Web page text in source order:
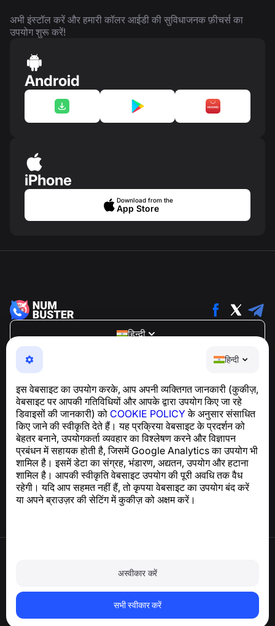
हिन्दी
इस वेबसाइट का उपयोग करके, आप अपनी व्यक्तिगत जानकारी (कुकीज़,
वेबसाइट पर आपकी गतिविधियों और आपके द्वारा उपयोग किए जा रहे
डिवाइसों की जानकारी) को COOKIE POLICYके अनुसार संसाधित
किए जाने की स्वीकृति देते हैं। यह प्रक्रिया वेबसाइट के प्रदर्शन को
बेहतर बनाने, उपयोगकर्ता व्यवहार का विश्लेषण करने और विज्ञापन
प्रबंधन में सहायक होती है, जिसमें Google Analytics का उपयोग भी
शामिल है। इसमें डेटा का संग्रह, भंडारण, अद्यतन, उपयोग और हटाना
शामिल है। आपकी स्वीकृति वेबसाइट उपयोग की पूरी अवधि तक वैध
रहेगी। यदि आप सहमत नहीं हैं, तो कृपया वेबसाइट का उपयोग बंद करें
या अपने ब्राउज़र की सेटिंग में कुकीज़ को अक्षम करें।
अस्वीकार करें
सभी स्वीकार करें
अभी इंस्टॉल करें और हमारी कॉलर आईडी की सुविधाजनक फ़ीचर्स का
उपयोग शुरू करें!
Android
iPhone
Download from the
App Store
हिन्दी
NumBuster © 2013—2026 ·
support@numbuster.com
एक उपयोग में आसान ऐप जो आपको फोन घोटालों, स्पैम और अवांछित संदेशों
GDPR अनुपालन से संबंधित पूछताछ के लिए:
support@numbuster.com
सहायता केंद्र
समाचार और लेख
परियोजना के बारे में
संपर्क
खाता और व्यक्तिगत डेटा हटाएँ